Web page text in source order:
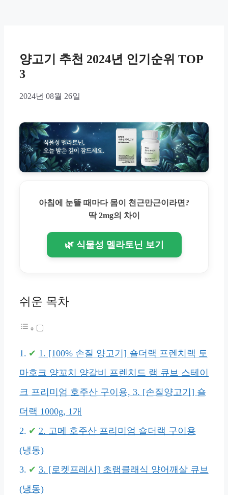
양고기 추천 2024년 인기순위 TOP
3
2024년 08월 26일
아침에 눈뜰 때마다 몸이 천근만근이라면?
딱 2mg의 차이
🌿 식물성 멜라토닌 보기
쉬운 목차
1. [100% 손질 양고기] 숄더랙 프렌치렉 토
마호크 양꼬치 양갈비 프렌치드 램 큐브 스테이
크 프리미엄 호주산 구이용, 3. [손질양고기] 숄
더랙 1000g, 1개
2. 고메 호주산 프리미엄 숄더랙 구이용
(냉동)
3. [로켓프레시] 초램클래식 양어깨살 큐브
(냉동)